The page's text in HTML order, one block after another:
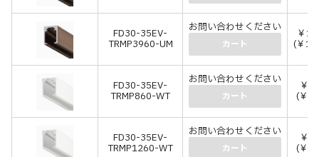
FD30-35EV-
TRMP3960-UM
お問い合わせください
カート
￥
(￥
FD30-35EV-
TRMP860-WT
お問い合わせください
カート
￥
(￥
FD30-35EV-
TRMP1260-WT
お問い合わせください
カート
￥
(￥